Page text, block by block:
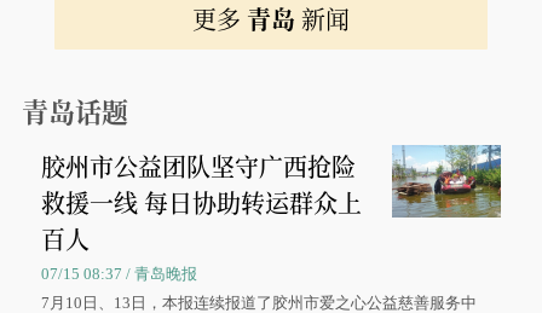
更多 青岛 新闻
青岛话题
胶州市公益团队坚守广西抢险
救援一线 每日协助转运群众上
百人
07/15 08:37 / 青岛晚报
7月10日、13日，本报连续报道了胶州市爱之心公益慈善服务中